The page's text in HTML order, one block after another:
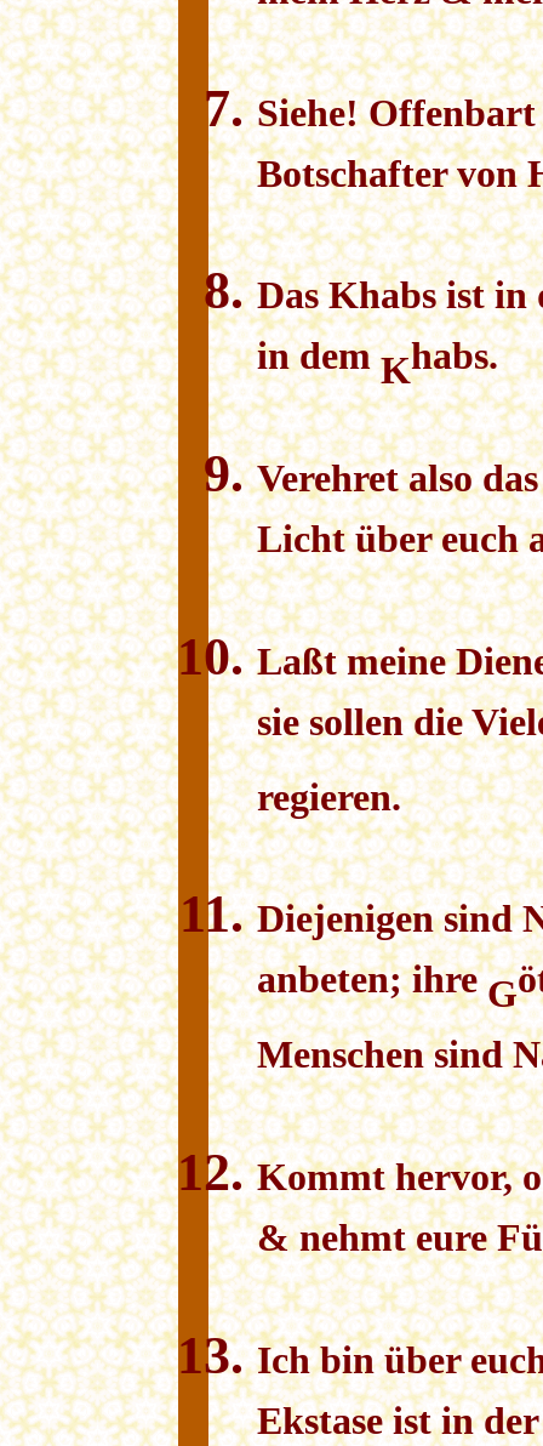
Siehe!
Botschafter von
DasKhabs ist in
in demKhabs.
Verehret also
Licht über euch
Laßt meine
sie sollen die
regieren.
Diejenigen sind
anbeten; ihreG
Menschen sind
Kommt hervor,
& nehmt eure
Ich bin über
Ekstase ist in